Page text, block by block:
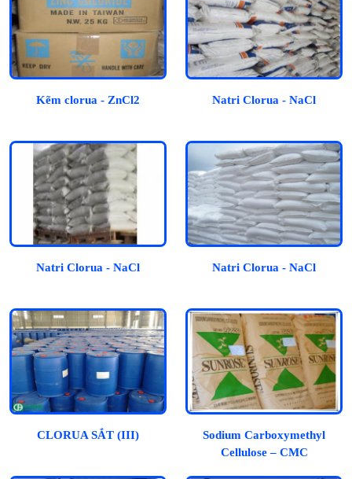
Kẽm clorua - ZnCl2 Natri Clorua - NaCl
Natri Clorua - NaCl Natri Clorua - NaCl
CLORUA SẮT (III)
Sodium Carboxymethyl
Cellulose – CMC